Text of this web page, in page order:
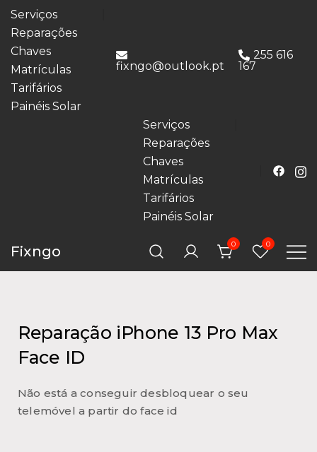
Serviços
Reparações
Chaves
Matrículas
Tarifários
Painéis Solar
fixngo@outlook.pt
255 616
167
Serviços
Reparações
Chaves
Matrículas
Tarifários
Painéis Solar
Fixngo 0 0
Reparação iPhone 13 Pro Max
Face ID
Não está a conseguir desbloquear o seu
telemóvel a partir do face id